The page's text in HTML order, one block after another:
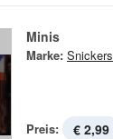
Minis
Marke: Snickers
Preis: € 2,99